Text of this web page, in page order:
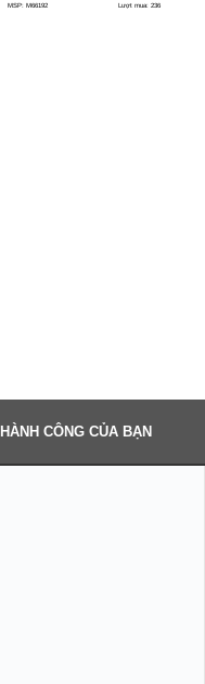
MSP: M66192 Lượt mua: 236
CÔNG CỦA BẠN